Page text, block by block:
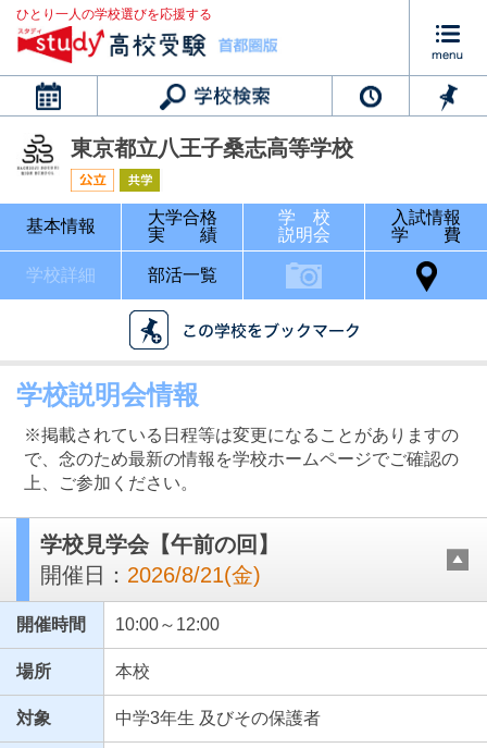
ひとり一人の学校選びを応援する
カレンダー
最近見た学校
東京都立八王子桑志高等学校
基本情報
大学合格
実 績
学 校
説明会
入試情報
学 費
学校詳細 部活一覧
学校説明会情報
※掲載されている日程等は変更になることがありますの
で、念のため最新の情報を学校ホームページでご確認の
上、ご参加ください。
学校見学会【午前の回】
開催日： 2026/8/21(金)
開催時間 10:00～12:00
場所 本校
対象 中学3年生 及びその保護者